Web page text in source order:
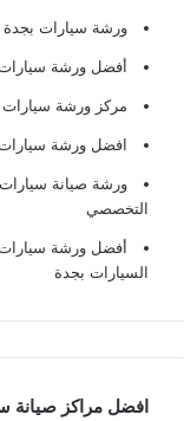
ورشة سيارات بجدة
أفضل ورشة
مركز ورشة
افضل ورشة
ورشة صيانة
التخصصي
أفضل ورشة
السيارات بجدة
افضل مراكز صيانة